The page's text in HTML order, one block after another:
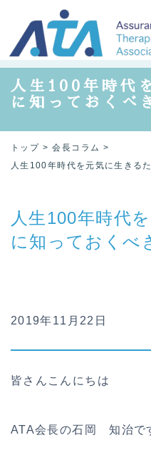
人生100年時代
に知っておくべ
トップ
会長コラム
人生100年時代を元気に生きる
人生100年時代
に知っておく
2019年11月22日
皆さんこんにちは
ATA会長の石岡 知治で